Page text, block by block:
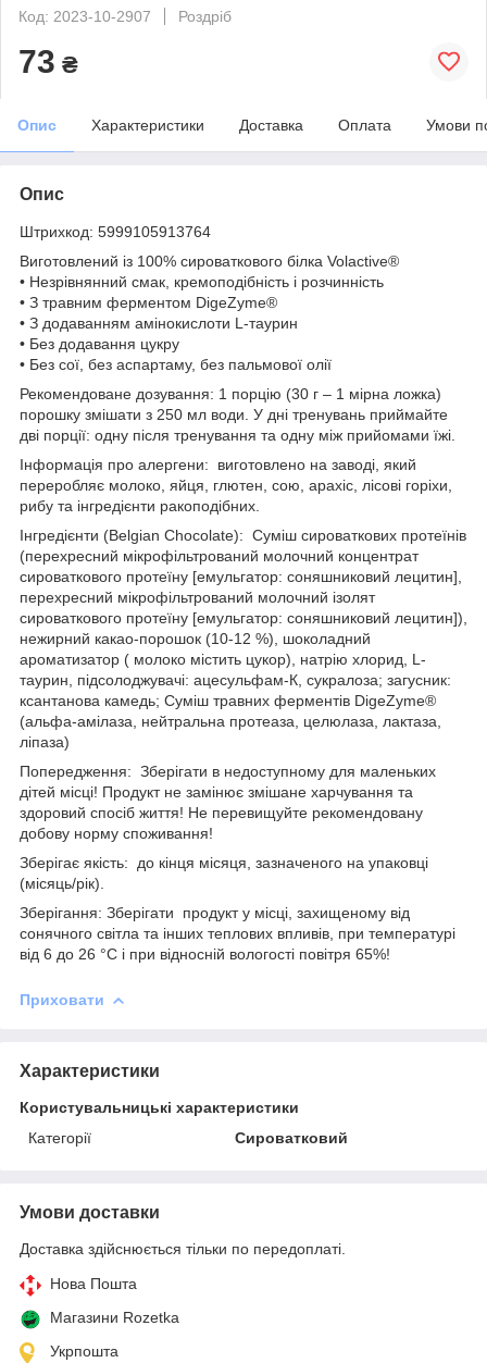
Код: 2023-10-2907
Роздріб
73 ₴
Опис Характеристики Доставка Оплата Умови
Опис
Штрихкод: 5999105913764
Виготовлений із 100% сироваткового білка Volactive®
• Незрівнянний смак, кремоподібність і розчинність
• З травним ферментом DigeZyme®
• З додаванням амінокислоти L-таурин
• Без додавання цукру
• Без сої, без аспартаму, без пальмової олії
Рекомендоване дозування: 1 порцію (30 г – 1 мірна ложка)
порошку змішати з 250 мл води. У дні тренувань приймайте
дві порції: одну після тренування та одну між прийомами їжі.
Інформація про алергени: виготовлено на заводі, який
переробляє молоко, яйця, глютен, сою, арахіс, лісові горіхи,
рибу та інгредієнти ракоподібних.
Інгредієнти (Belgian Chocolate): Суміш сироваткових протеїнів
(перехресний мікрофільтрований молочний концентрат
сироваткового протеїну [емульгатор: соняшниковий лецитин],
перехресний мікрофільтрований молочний ізолят
сироваткового протеїну [емульгатор: соняшниковий лецитин]),
нежирний какао-порошок (10-12 %), шоколадний
ароматизатор ( молоко містить цукор), натрію хлорид, L-
таурин, підсолоджувачі: ацесульфам-К, сукралоза; загусник:
ксантанова камедь; Суміш травних ферментів DigeZyme®
(альфа-амілаза, нейтральна протеаза, целюлаза, лактаза,
ліпаза)
Попередження: Зберігати в недоступному для маленьких
дітей місці! Продукт не замінює змішане харчування та
здоровий спосіб життя! Не перевищуйте рекомендовану
добову норму споживання!
Зберігає якість: до кінця місяця, зазначеного на упаковці
(місяць/рік).
Зберігання: Зберігати продукт у місці, захищеному від
сонячного світла та інших теплових впливів, при температурі
від 6 до 26 °C і при відносній вологості повітря 65%!
Приховати
Характеристики
Користувальницькі характеристики
Категорії
Сироватковий
Умови доставки
Доставка здійснюється тільки по передоплаті.
Нова Пошта
Магазини Rozetka
Укрпошта